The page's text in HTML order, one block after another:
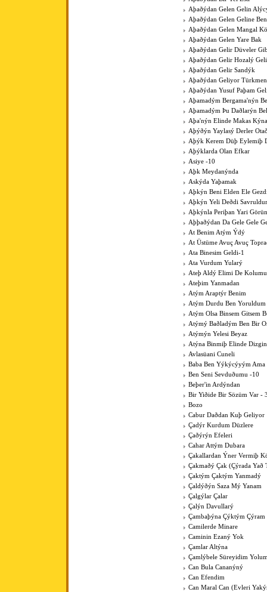
Aþaðýdan Gelen Gelin
Aþaðýdan Gelen Geline
Aþaðýdan Gelen Mangal
Aþaðýdan Gelen Yare Bak
Aþaðýdan Gelir Düveler
Aþaðýdan Gelir Hozalý
Aþaðýdan Gelir Sandýk
Aþaðýdan Geliyor
Aþaðýdan Yusuf Paþam
Aþamadým Bergama'nýn
Aþamadým Þu Daðlarýn
Aþa'nýn Elinde Makas
Aþýðýn Yaylasý Derler
Aþýk Kerem Düþ Eylemiþ
Aþýklarda Olan Efkar
Asiye -10
Aþk Meydanýnda
Askýda Yaþamak
Aþkýn Beni Elden Ele
Aþkýn Yeli Deðdi
Aþkýnla Periþan Yari
Aþþaðýdan Da Gele Gele
At Benim Atým Ýdý
At Üstüme Avuç Avuç
Ata Binesim Geldi-1
Ata Vurdum Yularý
Ateþ Aldý Elimi De Kolumu
Ateþim Yanmadan
Atým Araptýr Benim
Atým Durdu Ben Yoruldum
Atým Olsa Binsem Gitsem
Atýmý Baðladým Ben Bir
Atýmýn Yelesi Beyaz
Atýna Binmiþ Elinde
Avlasüani Cuneli
Baba Ben Yýkýcýyým
Ben Seni Sevduðumu -10
Beþer'in Ardýndan
Bir Yiðide Bir Sözüm Var -
Bozo
Cabur Daðdan Kuþ Geliyor
Çadýr Kurdum Düzlere
Çaðýrýn Efeleri
Cahar Attým Dubara
Çakallardan Ýner Vermiþ
Çakmaðý Çak (Çýrada Yað
Çaktým Çaktým Yanmadý
Çaldýðýn Saza Mý Yanam
Çalgýlar Çalar
Çalýn Davullarý
Çambaþýna Çýktým Çýram
Camilerde Minare
Caminin Ezaný Yok
Çamlar Altýna
Çamlýbele Süreyidim
Can Bula Cananýný
Can Efendim
Can Maral Can (Evleri